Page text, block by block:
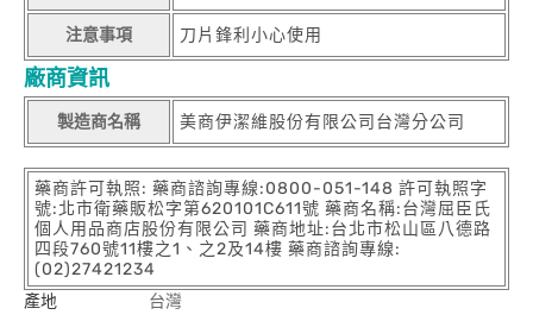
注意事項 刀片鋒利小心使用
廠商資訊
製造商名稱 美商伊潔維股份有限公司台灣分公司
藥商許可執照: 藥商諮詢專線:0800-051-148 許可執照字
號:北市衛藥販松字第620101C611號 藥商名稱:台灣屈臣氏
個人用品商店股份有限公司 藥商地址:台北市松山區八德路
四段760號11樓之1、之2及14樓 藥商諮詢專線:
(02)27421234
產地
台灣